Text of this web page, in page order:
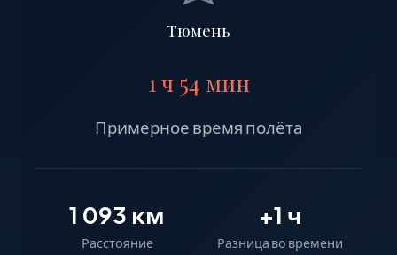
Тюмень
1 ч 54 мин
Примерное время полёта
1 093 км
Расстояние
+1 ч
Разница во времени